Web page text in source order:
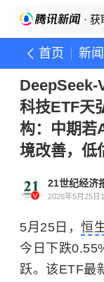
·
首页 新闻
DeepSeek-
科技ETF天
构：中期若
境改善，低
21世纪经济
2026年5月25日
5月25日， 恒
今日下跌
跃。该ETF最